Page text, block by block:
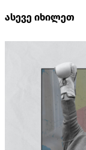
ასევე იხილეთ